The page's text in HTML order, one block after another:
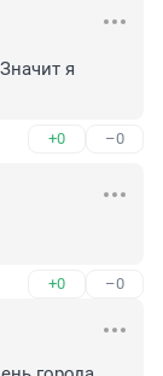
я
+0 –0
+0 –0